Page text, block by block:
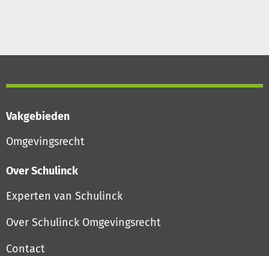
Vakgebieden
Omgevingsrecht
Over Schulinck
Experten van Schulinck
Over Schulinck Omgevingsrecht
Contact